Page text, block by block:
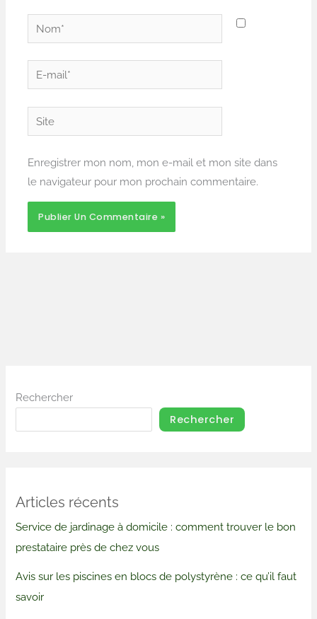
Nom*
E-
mail*
Site
Enregistrer mon nom, mon e-mail et mon site dans
le navigateur pour mon prochain commentaire.
Rechercher
Rechercher
Articles récents
Service de jardinage à domicile : comment trouver le bon
prestataire près de chez vous
Avis sur les piscines en blocs de polystyrène : ce qu’il faut
savoir